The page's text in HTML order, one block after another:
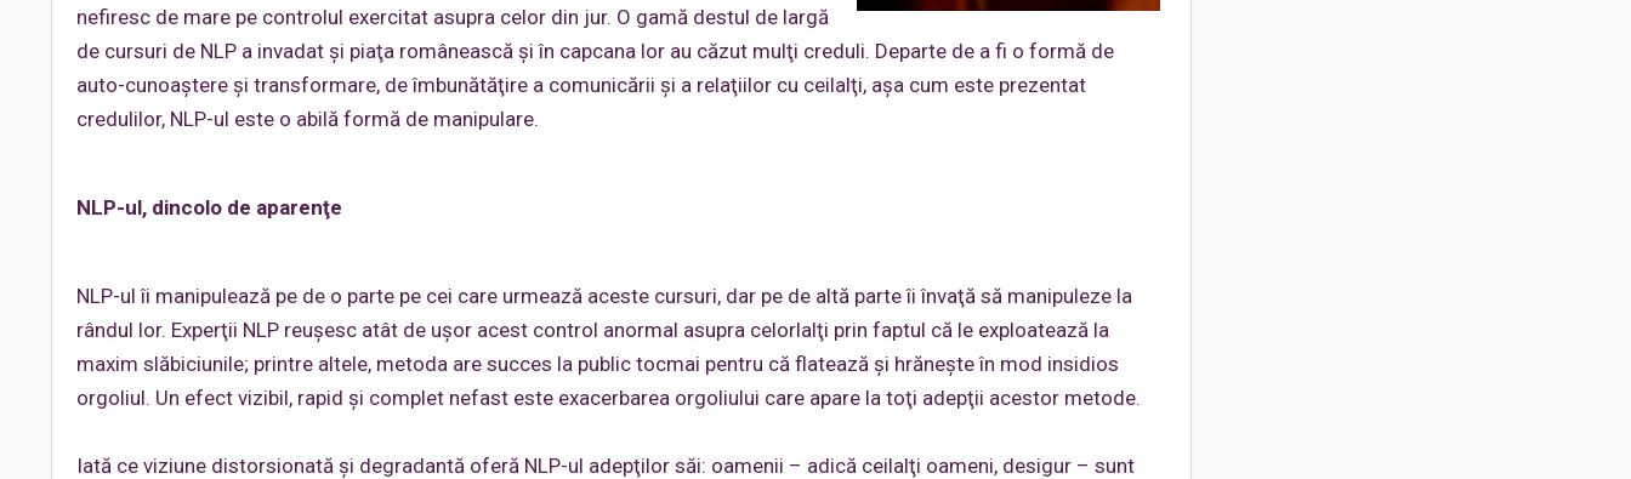
nefiresc de mare pe controlul exercitat asupra celor din jur. O gamă destul de largă
de cursuri de NLP a invadat şi piaţa românească şi în capcana lor au căzut mulţi creduli. Departe de a fi o formă de
auto-cunoaştere şi transformare, de îmbunătăţire a comunicării şi a relaţiilor cu ceilalţi, aşa cum este prezentat
credulilor, NLP-ul este o abilă formă de manipulare.
NLP-ul, dincolo de aparenţe
NLP-ul îi manipulează pe de o parte pe cei care urmează aceste cursuri, dar pe de altă parte îi învaţă să manipuleze la
rândul lor. Experţii NLP reuşesc atât de uşor acest control anormal asupra celorlalţi prin faptul că le exploatează la
maxim slăbiciunile; printre altele, metoda are succes la public tocmai pentru că flatează şi hrăneşte în mod insidios
orgoliul. Un efect vizibil, rapid şi complet nefast este exacerbarea orgoliului care apare la toţi adepţii acestor metode.
Iată ce viziune distorsionată şi degradantă oferă NLP-ul adepţilor săi: oamenii – adică ceilalţi oameni, desigur – sunt